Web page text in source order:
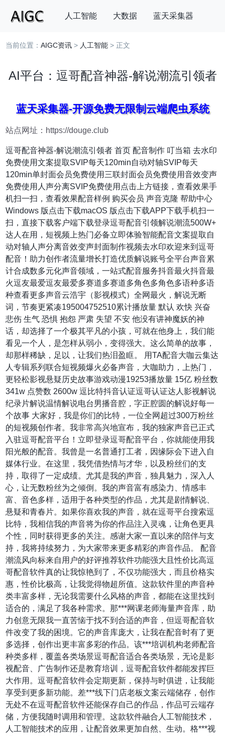
人工智能 大数据 蓝天采集器
搜索
当前位置：AIGC资讯 > 人工智能 > 正文
AI平台：逗哥配音神器-解说潮流引领者
蓝天采集器-开源免费无限制云端爬虫系统
站点网址：https://douge.club
逗哥配音神器-解说潮流引领者 首页 配音制作 叮当箱 去水印
免费使用文案提取SVIP每天120min自动对轴SVIP每天
120min单封面会员免费使用三联封面会员免费使用音效变声
免费使用人声分离SVIP免费使用点击上方链接，查看效果手
机扫一扫，查看效果配音样例 购买会员 声音克隆 帮助中心
Windows 版点击下载macOS 版点击下载APP下载手机扫一
扫，直接下载客户端下载登录逗哥配音引领解说潮流500W+
达人在用，短视频上热门必备立即体验智能配音文案提取自
动对轴人声分离音效变声封面制作视频去水印欢迎来到逗哥
配音！助力创作者流量增长打造优质解说账号全平台声音累
计合成数多元化声音领域，一站式配音服务抖音最火抖音最
火逗友最爱逗友最爱多赛道多赛道多角色多角色多语种多语
种查看更多声音云浩宇（影视模式）全网最火，解说无断
词，节奏更紧凑195004752510累计播放量 默认 欢快 兴奋
悲伤 生气 恐惧 抱怨 严肃 失望 不安 他没有讲神魔妖的神
话，却选择了一个极其平凡的小孩，可就在他身上，我们能
看见一个人，是怎样从弱小，变得强大。这么简单的故事，
却那样稀缺，足以，让我们热泪盈眶。 用TA配音大咖云集达
人专辑系列联合短视频爆火必备声音，大咖助力，上热门，
更轻松影视悬疑历史故事游戏动漫19253播放量 15亿 粉丝数
341w 点赞数 2600w 逗比特抖音认证逗哥认证达人影视解说
纪录片解说温情解说电台男播音腔，字正腔圆的解说好每一
个故事 大家好，我是你们的比特，一位全网超过300万粉丝
的短视频创作者。我非常高兴地宣布，我的独家声音已正式
入驻逗哥配音平台！立即登录逗哥配音平台，你就能使用我
阳光般的配音。我曾是一名普通打工者，因缘际会下进入自
媒体行业。在这里，我凭借热情与才华，以及粉丝们的支
持，取得了一定成绩。尤其是我的声音，独具魅力，深入人
心，让无数粉丝为之倾倒。我的声音富有感染力、情感丰
富、音色多样，适用于各种类型的作品，尤其是剧情解说、
悬疑和青春片。如果你喜欢我的声音，就在逗哥平台搜索逗
比特，我相信我的声音将为你的作品注入灵魂，让角色更具
个性，同时获得更多的关注。感谢大家一直以来的陪伴与支
持，我将持续努力，为大家带来更多精彩的声音作品。 配音
潮流风向标来自用户的好评推荐软件功能强大且性价比高逗
哥配音软件真的让我惊艳到了，不仅功能强大，而且价格实
惠，性价比极高，让我觉得物超所值。这款软件里的声音种
类丰富多样，无论我需要什么风格的声音，都能在这里找到
适合的，满足了我各种需求。那***网课老师海量声音库，助
力创意无限我一直苦恼于找不到合适的声音，但逗哥配音软
件改变了我的困境。它的声音库庞大，让我在配音时有了更
多选择，创作出更丰富多彩的作品。该***培训机构老师配音
种类多样，覆盖各类场景逗哥配音适合各类场景，无论是影
视配音、广告制作还是教育培训，逗哥配音软件都能发挥巨
大作用。逗哥配音软件会定期更新，保持与时俱进，让我能
享受到更多新功能。差***线下门店老板文案云端储存，创作
无处不在逗哥配音软件还能保存自己的作品，作品可云端存
储，方便我随时调用和管理。这款软件融合人工智能技术，
人工智能技术的应用，让配音效果更加自然、生动。格***视